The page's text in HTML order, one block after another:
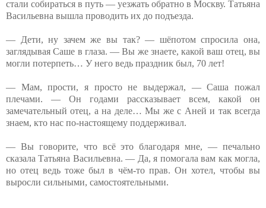
стали собираться в путь — уезжать обратно в Москву. Татьяна
Васильевна вышла проводить их до подъезда.
— Дети, ну зачем же вы так? — шёпотом спросила она,
заглядывая Саше в глаза. — Вы же знаете, какой ваш отец, вы
могли потерпеть… У него ведь праздник был, 70 лет!
— Мам, прости, я просто не выдержал, — Саша пожал
плечами. — Он годами рассказывает всем, какой он
замечательный отец, а на деле… Мы же с Аней и так всегда
знаем, кто нас по-настоящему поддерживал.
— Вы говорите, что всё это благодаря мне, — печально
сказала Татьяна Васильевна. — Да, я помогала вам как могла,
но отец ведь тоже был в чём-то прав. Он хотел, чтобы вы
выросли сильными, самостоятельными.